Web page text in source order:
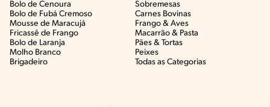
Bolo de Cenoura
Bolo de Fubá Cremoso
Mousse de Maracujá
Fricassê de Frango
Bolo de Laranja
Molho Branco
Brigadeiro
Sobremesas
Carnes Bovinas​
Frango & Aves​
Macarrão & Pasta​
Pães & Tortas​
Peixes
Todas as Categorias